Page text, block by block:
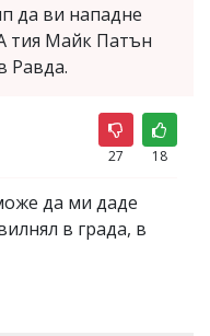
да ви нападне
тия Майк Патън
Равда.
27 18
да ми даде
в града, в